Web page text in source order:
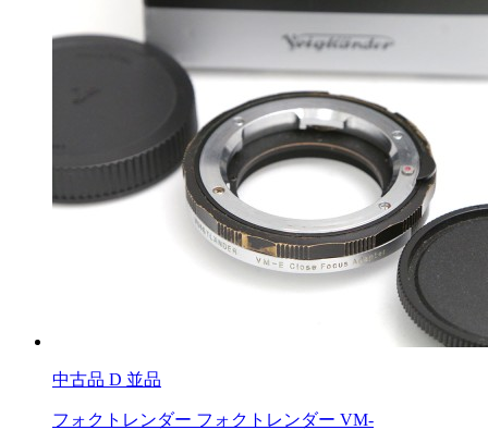
中古品 D 並品
フォクトレンダー フォクトレンダー VM-